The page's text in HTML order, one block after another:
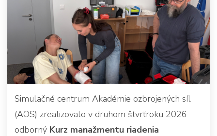
Simulačné centrum Akadémie ozbrojených síl
(AOS) zrealizovalo v druhom štvrťroku 2026
odborný Kurz manažmentu riadenia